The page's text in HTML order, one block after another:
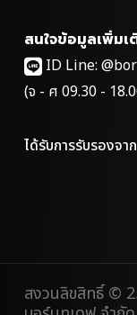
สนใจข้อมูลเพิ่ม
ID Line:
(จ - ศ 09.30 -
ได้รับการรับรองจาก
สงวนลิขสิทธิ์ ©